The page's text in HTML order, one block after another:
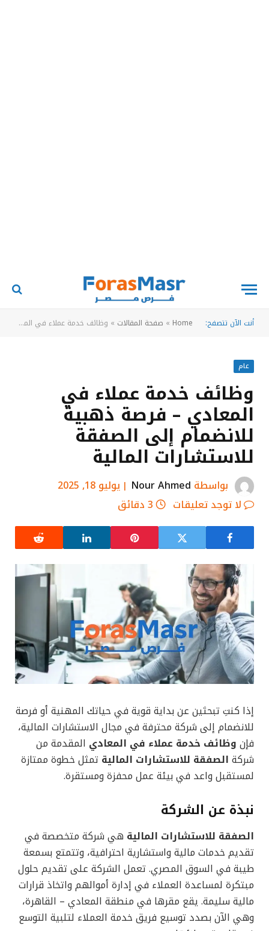
أنت الآن تتصفح: Home
» صفحة المقالات » وظائف خدمة عملاء في المعادي – فرصة ذهبية للانضمام إلى الصفقة للاستشارات المالية
عام
وظائف خدمة عملاء في
المعادي – فرصة ذهبية
للانضمام إلى الصفقة
للاستشارات المالية
بواسطة Nour Ahmed
يوليو 18, 2025
لا توجد تعليقات
3 دقائق
إذا كنتِ تبحثين عن بداية قوية في حياتك المهنية أو فرصة
للانضمام إلى شركة محترفة في مجال الاستشارات المالية،
فإن وظائف خدمة عملاء في المعادي المقدمة من
شركة الصفقة للاستشارات المالية تمثل خطوة ممتازة
لمستقبل واعد في بيئة عمل محفزة ومستقرة.
نبذة عن الشركة
الصفقة للاستشارات المالية هي شركة متخصصة في
تقديم خدمات مالية واستشارية احترافية، وتتمتع بسمعة
طيبة في السوق المصري. تعمل الشركة على تقديم حلول
مبتكرة لمساعدة العملاء في إدارة أموالهم واتخاذ قرارات
مالية سليمة. يقع مقرها في منطقة المعادي – القاهرة،
وهي الآن بصدد توسيع فريق خدمة العملاء لتلبية التوسع